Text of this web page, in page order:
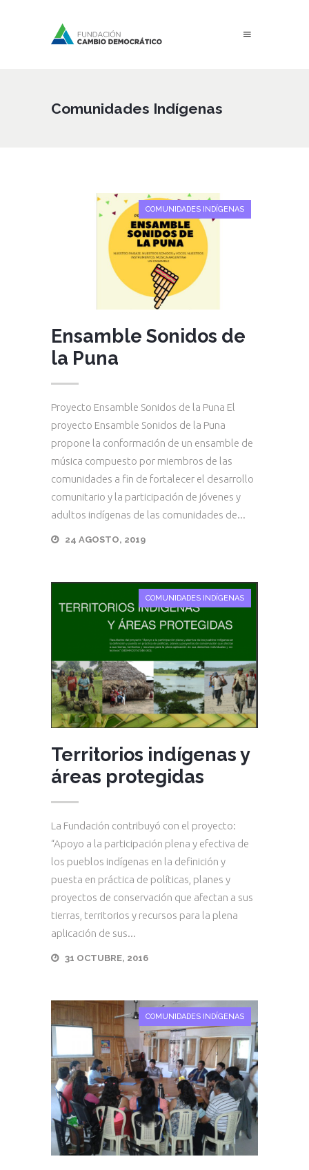
Comunidades Indígenas
COMUNIDADES INDÍGENAS
Ensamble Sonidos de
la Puna
Proyecto Ensamble Sonidos de la Puna El
proyecto Ensamble Sonidos de la Puna
propone la conformación de un ensamble de
música compuesto por miembros de las
comunidades a fin de fortalecer el desarrollo
comunitario y la participación de jóvenes y
adultos indígenas de las comunidades de...
24 AGOSTO, 2019
COMUNIDADES INDÍGENAS
Territorios indígenas y
áreas protegidas
La Fundación contribuyó con el proyecto:
“Apoyo a la participación plena y efectiva de
los pueblos indígenas en la definición y
puesta en práctica de políticas, planes y
proyectos de conservación que afectan a sus
tierras, territorios y recursos para la plena
aplicación de sus...
31 OCTUBRE, 2016
COMUNIDADES INDÍGENAS